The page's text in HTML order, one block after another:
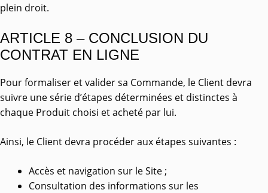
plein droit.
ARTICLE 8 – CONCLUSION DU
CONTRAT EN LIGNE
Pour formaliser et valider sa Commande, le Client devra
suivre une série d’étapes déterminées et distinctes à
chaque Produit choisi et acheté par lui.
Ainsi, le Client devra procéder aux étapes suivantes :
Accès et navigation sur le Site ;
Consultation des informations sur les